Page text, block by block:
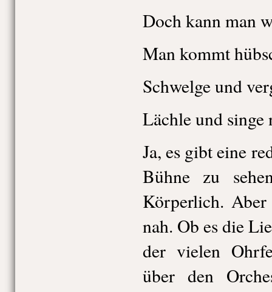
Doch kann man
Man kommt
Schwelge und
Lächle und
Ja, es gibt eine
Bühne zu
Körperlich.
nah. Ob es die
der vielen
über den